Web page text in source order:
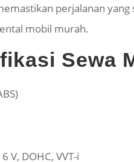
perjalanan
mobil murah.
Sewa
V, DOHC, VVT-i